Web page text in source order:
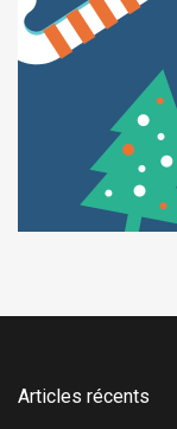
Articles récents